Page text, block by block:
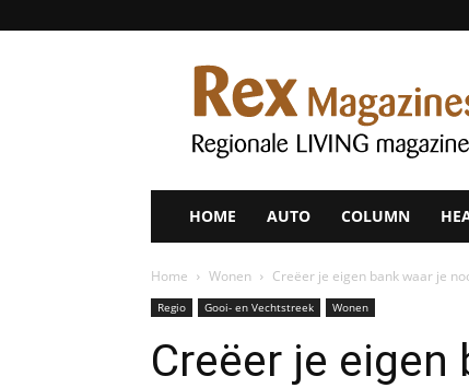
Rex
Magazines
HOME AUTO COLUMN
Home Wonen Creëer je eigen bank waar je
Regio Gooi- en Vechtstreek Wonen
Creëer je